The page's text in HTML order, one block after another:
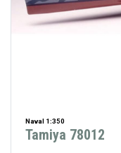
Naval 1:350
Tamiya 78012